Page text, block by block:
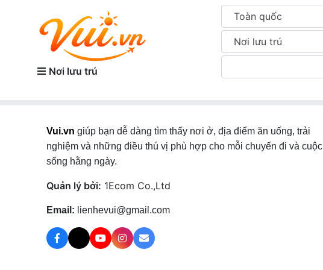
Nơi lưu trú
Toàn quốc
Nơi lưu trú
Vui.vn giúp bạn dễ dàng tìm thấy nơi ở, địa điểm ăn uống, trải
nghiệm và những điều thú vị phù hợp cho mỗi chuyến đi và cuộc
sống hằng ngày.
Quản lý bởi: 1Ecom Co.,Ltd
Email: lienhevui@gmail.com